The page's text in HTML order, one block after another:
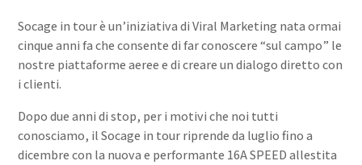
Socage in tour è un’iniziativa di Viral Marketing nata ormai
cinque anni fa che consente di far conoscere “sul campo” le
nostre piattaforme aeree e di creare un dialogo diretto con
i clienti.
Dopo due anni di stop, per i motivi che noi tutti
conosciamo, il Socage in tour riprende da luglio fino a
dicembre con la nuova e performante 16A SPEED allestita